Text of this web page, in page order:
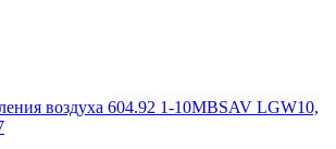
воздуха 604.92 1-10MBSAV LGW10,